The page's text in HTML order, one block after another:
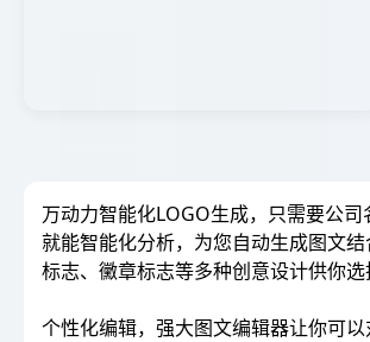
万动力智能化LOGO生成，只需要公司
就能智能化分析，为您自动生成图文
标志、黴章标志等多种创意设计供你选
个性化编辑，强大图文编辑器让你可